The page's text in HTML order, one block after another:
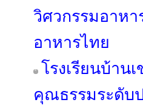
วิศวกรรมอาห
อาหารไทย
โรงเรียนบ้าน
คุณธรรมระดับ